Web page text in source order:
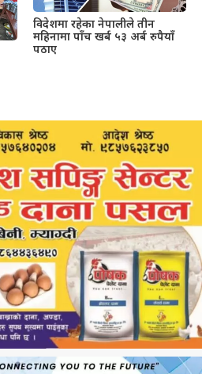
विदेशमा रहेका नेपालीले तीन
महिनामा पाँच खर्ब ५३ अर्ब रुपैयाँ
पठाए